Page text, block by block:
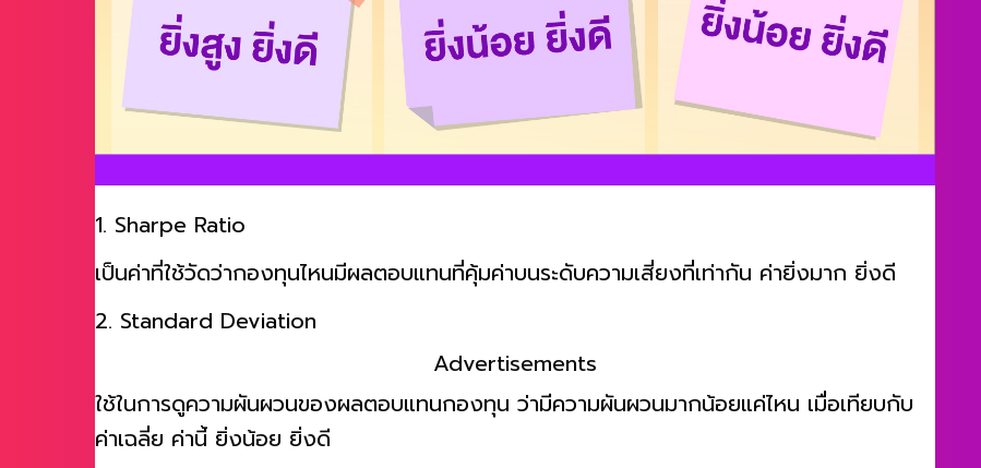
1. Sharpe Ratio
เป็นค่าที่ใช้วัดว่ากองทุนไหนมีผลตอบแทนที่คุ้มค่าบนระดับความเสี่ยงที่เท่ากัน ค่ายิ่งมาก ยิ่งดี
2. Standard Deviation
Advertisements
ใช้ในการดูความผันผวนของผลตอบแทนกองทุน ว่ามีความผันผวนมากน้อยแค่ไหน เมื่อเทียบกับ
ค่าเฉลี่ย ค่านี้ ยิ่งน้อย ยิ่งดี